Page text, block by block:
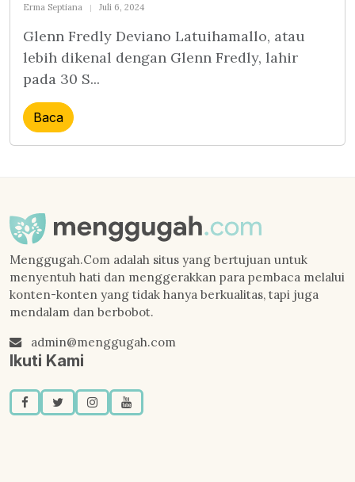
Erma Septiana Juli 6, 2024
Glenn Fredly Deviano Latuihamallo, atau
lebih dikenal dengan Glenn Fredly, lahir
pada 30 S...
Baca
Menggugah.Com adalah situs yang bertujuan untuk
menyentuh hati dan menggerakkan para pembaca melalui
konten-konten yang tidak hanya berkualitas, tapi juga
mendalam dan berbobot.
admin@menggugah.com
Ikuti Kami